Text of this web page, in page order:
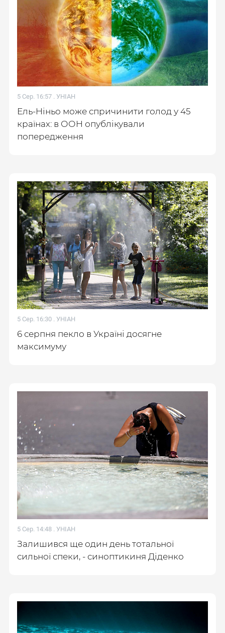
5 Сер. 16:57 . УНІАН
Ель-Ніньо може спричинити голод у 45
країнах: в ООН опублікували
попередження
5 Сер. 16:30 . УНІАН
6 серпня пекло в Україні досягне
максимуму
5 Сер. 14:48 . УНІАН
Залишився ще один день тотальної
сильної спеки, - синоптикиня Діденко